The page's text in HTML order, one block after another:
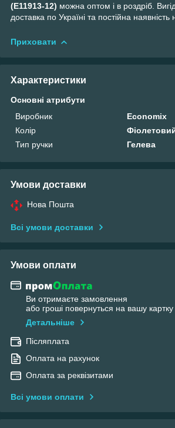
(E11913-12) можна оптом і в роздріб.
доставка по Україні та постійна наявність
Приховати
Характеристики
Основні атрибути
Виробник
Economix
Колір
Тип ручки
Гелева
Умови доставки
Нова Пошта
Всі умови доставки
Умови оплати
Ви отримаєте замовлення
або гроші повернуться на вашу картку
Детальніше
Післяплата
Оплата на рахунок
Оплата за реквізитами
Всі умови оплати